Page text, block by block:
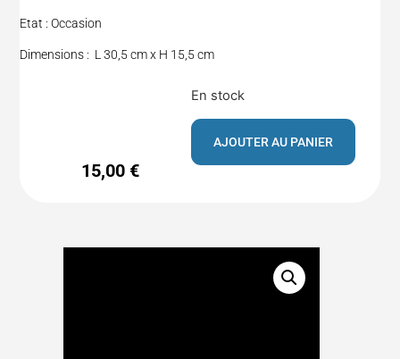
Etat : Occasion
Dimensions : L 30,5 cm x H 15,5 cm
15,00 €
En stock
AJOUTER AU PANIER